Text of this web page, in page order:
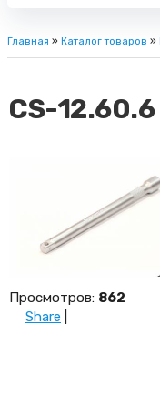
Главная » Каталог товаров »
CS-12.60.6
Просмотров: 862
Share